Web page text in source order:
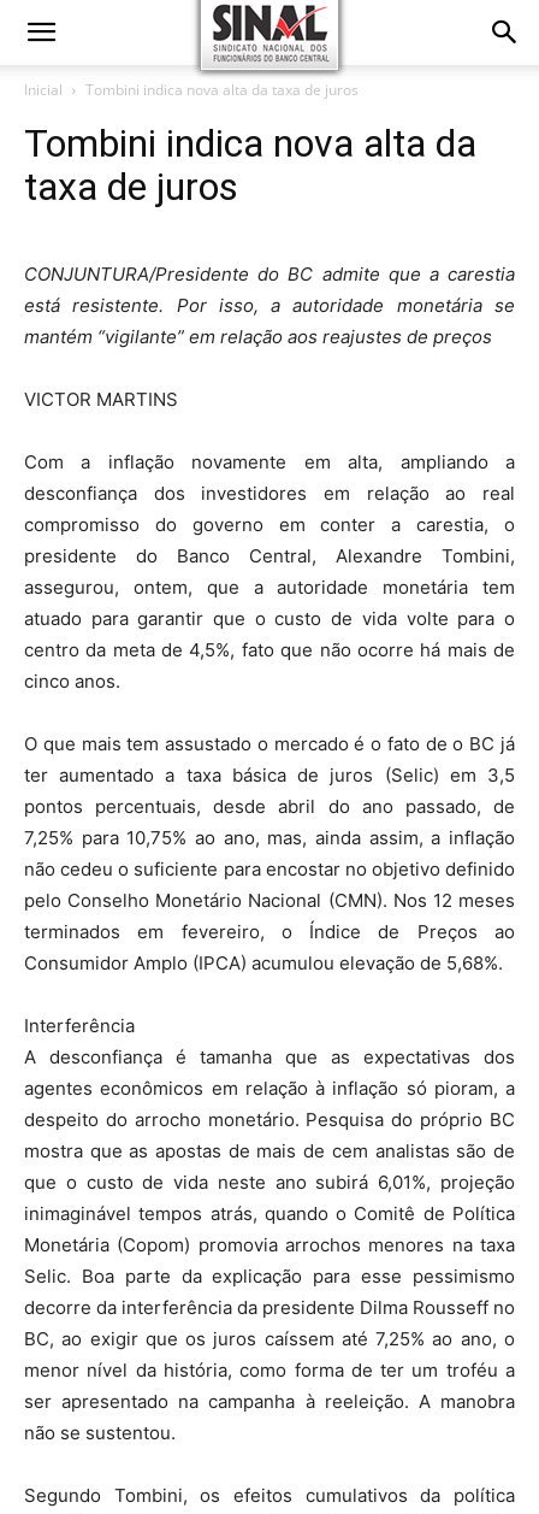
Inicial Tombini indica nova alta da taxa de juros
Tombini indica nova alta da
taxa de juros
CONJUNTURA/Presidente do BC admite que a carestia
está resistente. Por isso, a autoridade monetária se
mantém “vigilante” em relação aos reajustes de preços
VICTOR MARTINS
Com a inflação novamente em alta, ampliando a
desconfiança dos investidores em relação ao real
compromisso do governo em conter a carestia, o
presidente do Banco Central, Alexandre Tombini,
assegurou, ontem, que a autoridade monetária tem
atuado para garantir que o custo de vida volte para o
centro da meta de 4,5%, fato que não ocorre há mais de
cinco anos.
O que mais tem assustado o mercado é o fato de o BC já
ter aumentado a taxa básica de juros (Selic) em 3,5
pontos percentuais, desde abril do ano passado, de
7,25% para 10,75% ao ano, mas, ainda assim, a inflação
não cedeu o suficiente para encostar no objetivo definido
pelo Conselho Monetário Nacional (CMN). Nos 12 meses
terminados em fevereiro, o Índice de Preços ao
Consumidor Amplo (IPCA) acumulou elevação de 5,68%.
Interferência
A desconfiança é tamanha que as expectativas dos
agentes econômicos em relação à inflação só pioram, a
despeito do arrocho monetário. Pesquisa do próprio BC
mostra que as apostas de mais de cem analistas são de
que o custo de vida neste ano subirá 6,01%, projeção
inimaginável tempos atrás, quando o Comitê de Política
Monetária (Copom) promovia arrochos menores na taxa
Selic. Boa parte da explicação para esse pessimismo
decorre da interferência da presidente Dilma Rousseff no
BC, ao exigir que os juros caíssem até 7,25% ao ano, o
menor nível da história, como forma de ter um troféu a
ser apresentado na campanha à reeleição. A manobra
não se sustentou.
Segundo Tombini, os efeitos cumulativos da política